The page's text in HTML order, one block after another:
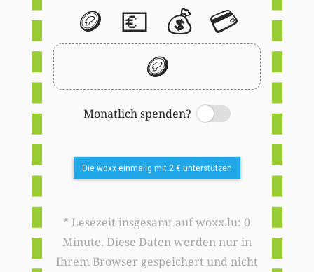
🪙 💶 💰 💳
🪙
Monatlich spenden?
Switch
Die woxx einmalig mit 2 € unterstützen
* Lesezeit insgesamt auf woxx.lu: 0
Minute. Diese Daten werden nur in
Ihrem Browser gespeichert und nicht